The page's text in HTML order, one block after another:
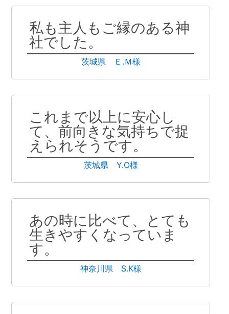
私も主人もご縁のある神
社でした。
茨城県 Ｅ.Ｍ様
これまで以上に安心し
て、前向きな気持ちで捉
えられそうです。
茨城県 Y.O様
あの時に比べて、とても
生きやすくなっていま
す。
神奈川県 S.K様